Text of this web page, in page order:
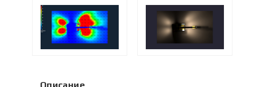
Описание